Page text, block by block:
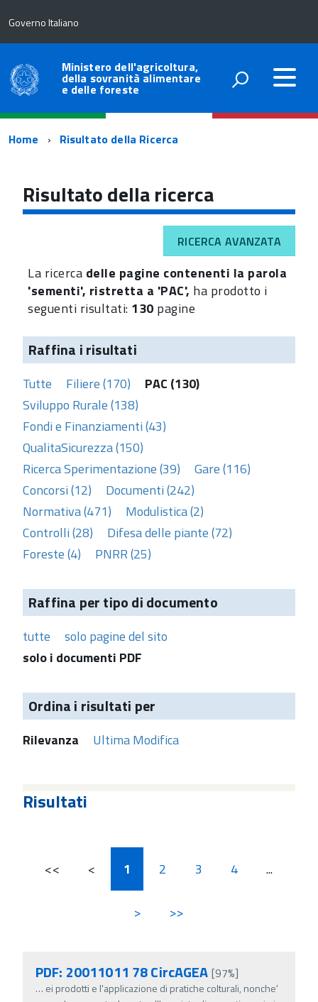
Governo Italiano
Ministero dell'agricoltura,
della sovranità alimentare
e delle foreste
Percorso
navigazione
Home Risultato della Ricerca
Risultato della ricerca
RICERCA AVANZATA
La ricerca delle pagine contenenti la parola
'sementi', ristretta a 'PAC', ha prodotto i
seguenti risultati: 130 pagine
Raffina i risultati
Tutte Filiere (170)
PAC (130)
Sviluppo Rurale (138)
Fondi e Finanziamenti (43)
QualitaSicurezza (150)
Ricerca Sperimentazione (39)
Gare (116)
Concorsi (12)
Documenti (242)
Normativa (471)
Modulistica (2)
Controlli (28)
Difesa delle piante (72)
Foreste (4)
PNRR (25)
Raffina per tipo di documento
tutte
solo pagine del sito
solo i documenti PDF
Ordina i risultati per
Rilevanza Ultima Modifica
Risultati
<< < 1 2 3 4 ...
> >>
PDF: 20011011 78 CircAGEA [97%]
… ei prodotti e l'applicazione di pratiche colturali, nonche'